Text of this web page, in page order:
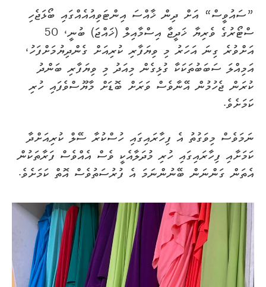
”ސައުވީސް“ އަށް ދިން ޚާއްސަ އިންޓަވިއުއެއްގައި ބޯޅަޖެހި
ސްޓޯރުގެ ވެރިޔާ ޚަދީޖާ އިސްމާއިލް (ޚައްޖަ) ބުނީ، 50
އަށްވުރެ ގިނަ އަހަރު މި ވިޔަފާރި ކުރިއަށް ގެންދިޔުމަށްފަހު،
އަމިއްލަ ސަބަބުތަކަކާ ގުޅިގެން މިއަދު މި ވިޔަފާރި ބަންދު
ކުރަން ޖެހުމުން އޭނާވެސް ވަރަށް ބޮޑަށް މާޔޫސްވެފައި ހުރި
ކަމަށެވެ.
ނަމަވެސް މިވަގުތު އެ ފިހާރައިގައި ހުސްކުރާ ސޭލް ކުރިއަށްދާ
ކަމަށާއި ފިހާރައިގައި ހުރި މުދަލާއެކީ ވެސް އެއްވެސް ފަރާތަކުން
އެތަން ގަންނަން ބޭނުންނަމަ އެ ފުރުސަތުވެސް އޮތް ކަމަށެވެ.